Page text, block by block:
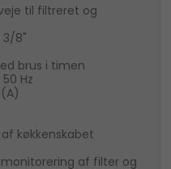
til filtreret og
3/8"
brus i timen
Hz
køkkenskabet
af filter og